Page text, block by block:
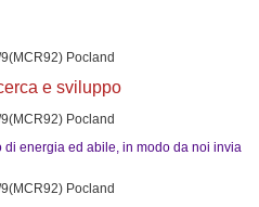
e sviluppo
energia ed abile, in modo da noi invia